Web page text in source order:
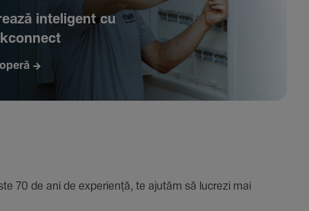
inte­li­gent cu
de ani de expe­riență, te ajutăm să lucrezi mai